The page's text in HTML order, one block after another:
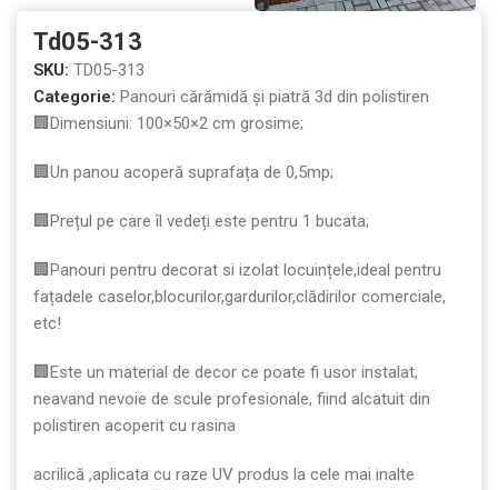
Td05-313
SKU: TD05-313
Categorie: Panouri cărămidă și piatră 3d din polistiren
🏢Dimensiuni: 100×50×2 cm grosime;
🏢Un panou acoperă suprafața de 0,5mp;
🏢Prețul pe care îl vedeți este pentru 1 bucata;
🏢Panouri pentru decorat si izolat locuințele,ideal pentru
fațadele caselor,blocurilor,gardurilor,clădirilor comerciale,
etc!
🏢Este un material de decor ce poate fi usor instalat,
neavand nevoie de scule profesionale, fiind alcatuit din
polistiren acoperit cu rasina
acrilică ,aplicata cu raze UV produs la cele mai inalte